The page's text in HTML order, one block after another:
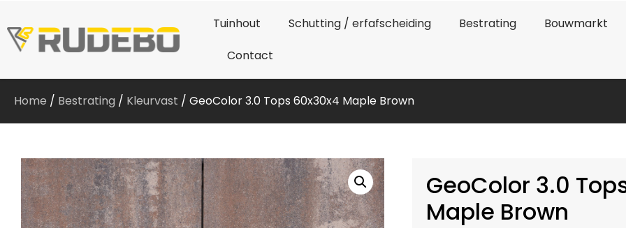
Tuinhout Schutting / erfafscheiding Bestrating
Bouwmarkt
Contact
Home / Bestrating / Kleurvast / GeoColor 3.0 Tops 60x30x4 Maple Brown
GeoColor 3.0
Maple Brown